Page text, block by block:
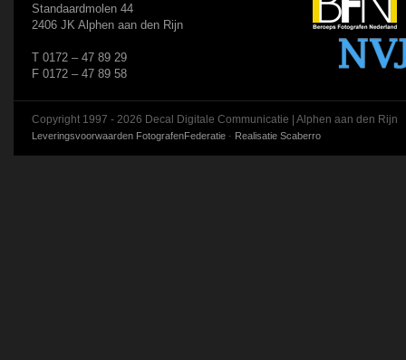
Standaardmolen 44
2406 JK Alphen aan den Rijn
T 0172 – 47 89 29
F 0172 – 47 89 58
Copyright 1997 - 2026 Decal Digitale Communicatie | Alphen aan den Rijn
Leveringsvoorwaarden FotografenFederatie · Realisatie Scaberro